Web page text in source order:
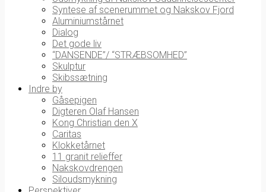
Syntese af scenerummet og Nakskov Fjord
Aluminiumstårnet
Dialog
Det gode liv
“DANSENDE”/ “STRÆBSOMHED”
Skulptur
Skibssætning
Indre by
Gåsepigen
Digteren Olaf Hansen
Kong Christian den X
Caritas
Klokketårnet
11 granit relieffer
Nakskovdrengen
Siloudsmykning